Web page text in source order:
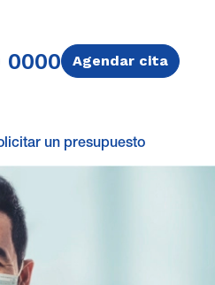
0000 Agendar cita
un presupuesto